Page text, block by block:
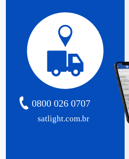
satlight.com.br
0800 026 0707